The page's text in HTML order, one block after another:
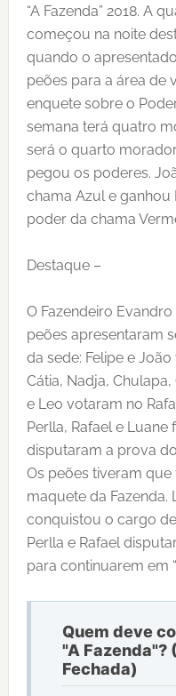
“A Fazenda” 2018. A
começou na noite
quando o
peões para a área de
enquete sobre o
semana terá quatro
será o quarto
pegou os poderes.
chama Azul e ganhou
poder da chama
Destaque –
O Fazendeiro
peões apresentaram
da sede: Felipe e
Cátia, Nadja, Chulapa,
e Leo votaram no
Perlla, Rafael e
disputaram a prova
Os peões tiveram
maquete da Fazenda.
conquistou o cargo
Perlla e Rafael
para continuarem em
Quem deve
"A Fazenda"?
Fechada)